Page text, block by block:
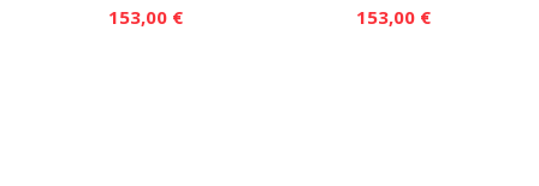
153,00 € 153,00 €